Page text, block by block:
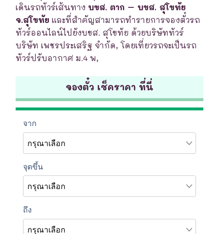
เดินรถทัวร์เส้นทาง บขส. ตาก – บขส. สุโขทัย
จ.สุโขทัย และที่สำคัญสามารถทำรายการจองตั๋วรถ
ทัวร์ออนไลน์ไปยังบขส. สุโขทัย ด้วยบริษัททัวร์
บริษัท เพชรประเสริฐ จำกัด, โดยเที่ยวรถจะเป็นรถ
ทัวร์ปรับอากาศ ม.4 พ,
จองตั๋ว เช็คราคา ที่นี่